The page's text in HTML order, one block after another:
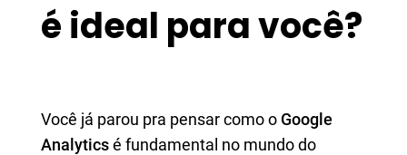
é ideal para você?
Você já parou pra pensar como o Google
Analyticsé fundamental no mundo do